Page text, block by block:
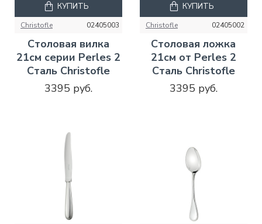
Christofle 02405003
Столовая вилка
21см серии Perles 2
Сталь Christofle
3395 руб.
КУПИТЬ
Christofle 02405002
Столовая ложка
21см от Perles 2
Сталь Christofle
3395 руб.
КУПИТЬ